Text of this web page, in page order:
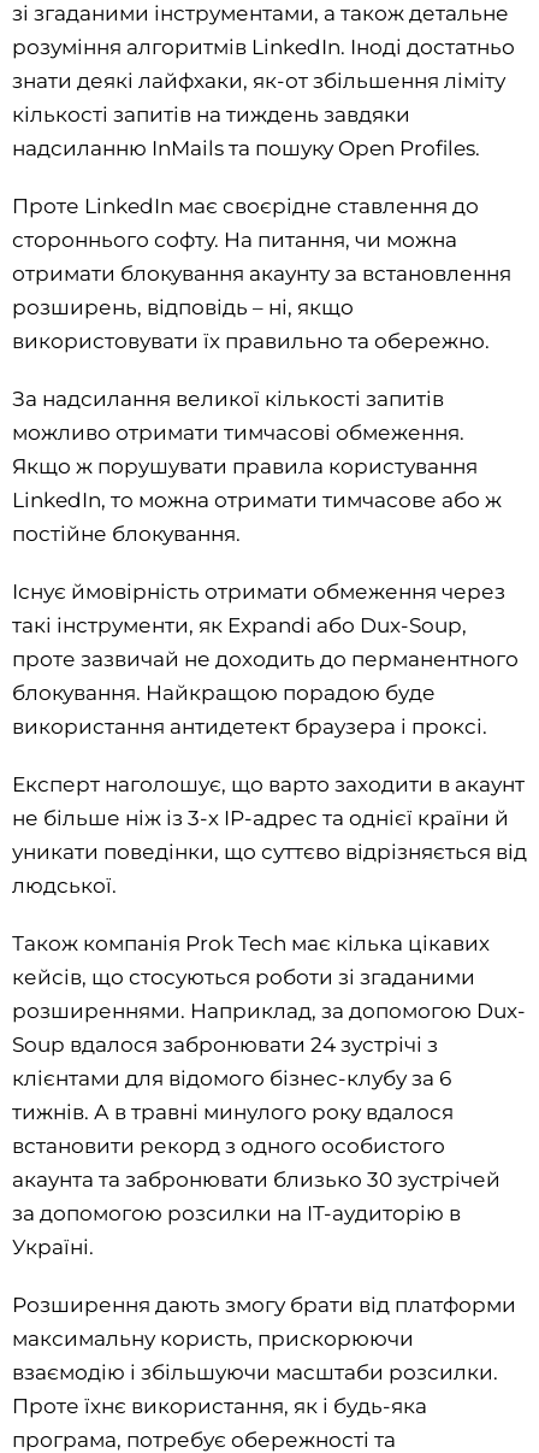
зі згаданими інструментами, а також детальне
розуміння алгоритмів LinkedIn. Іноді достатньо
знати деякі лайфхаки, як-от збільшення ліміту
кількості запитів на тиждень завдяки
надсиланню InMails та пошуку Open Profiles.
Проте LinkedIn має своєрідне ставлення до
стороннього софту. На питання, чи можна
отримати блокування акаунту за встановлення
розширень, відповідь – ні, якщо
використовувати їх правильно та обережно.
За надсилання великої кількості запитів
можливо отримати тимчасові обмеження.
Якщо ж порушувати правила користування
LinkedIn, то можна отримати тимчасове або ж
постійне блокування.
Існує ймовірність отримати обмеження через
такі інструменти, як Expandi або Dux-Soup,
проте зазвичай не доходить до перманентного
блокування. Найкращою порадою буде
використання антидетект браузера і проксі.
Експерт наголошує, що варто заходити в акаунт
не більше ніж із 3-х IP-адрес та однієї країни й
уникати поведінки, що суттєво відрізняється від
людської.
Також компанія Prok Tech має кілька цікавих
кейсів, що стосуються роботи зі згаданими
розширеннями. Наприклад, за допомогою Dux-
Soup вдалося забронювати 24 зустрічі з
клієнтами для відомого бізнес-клубу за 6
тижнів. А в травні минулого року вдалося
встановити рекорд з одного особистого
акаунта та забронювати близько 30 зустрічей
за допомогою розсилки на IT-аудиторію в
Україні.
Розширення дають змогу брати від платформи
максимальну користь, прискорюючи
взаємодію і збільшуючи масштаби розсилки.
Проте їхнє використання, як і будь-яка
програма, потребує обережності та